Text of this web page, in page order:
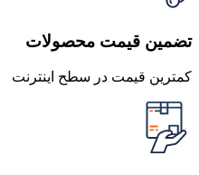
تضمین قیمت محصولات
کمترین قیمت در سطح اینترنت